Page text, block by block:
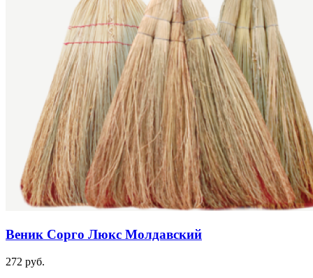
Веник Сорго Люкс Молдавский
272 руб.